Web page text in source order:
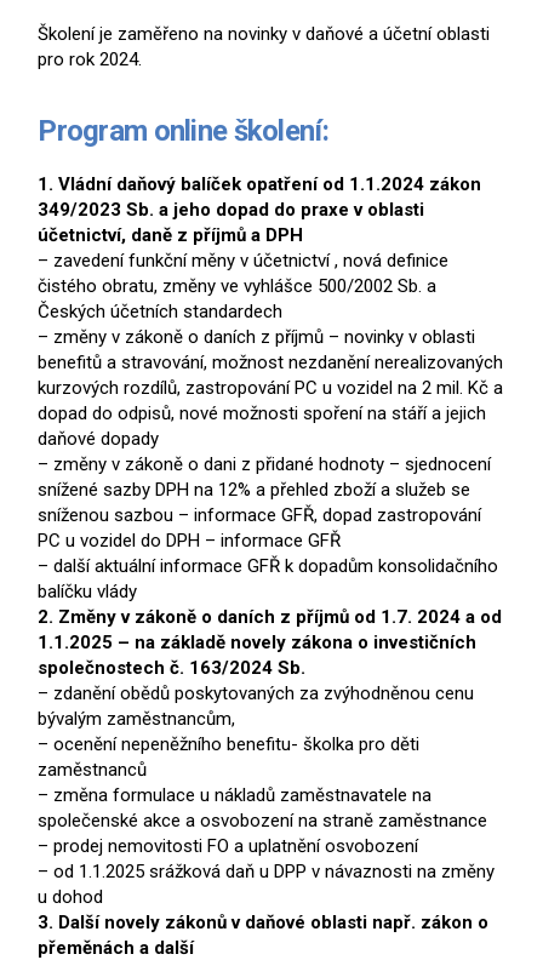
Školení je zaměřeno na novinky v daňové a účetní oblasti
pro rok 2024.
Program online školení:
1. Vládní daňový balíček opatření od 1.1.2024 zákon
349/2023 Sb. a jeho dopad do praxe v oblasti
účetnictví, daně z příjmů a DPH
– zavedení funkční měny v účetnictví , nová definice
čistého obratu, změny ve vyhlášce 500/2002 Sb. a
Českých účetních standardech
– změny v zákoně o daních z příjmů – novinky v oblasti
benefitů a stravování, možnost nezdanění nerealizovaných
kurzových rozdílů, zastropování PC u vozidel na 2 mil. Kč a
dopad do odpisů, nové možnosti spoření na stáří a jejich
daňové dopady
– změny v zákoně o dani z přidané hodnoty – sjednocení
snížené sazby DPH na 12% a přehled zboží a služeb se
sníženou sazbou – informace GFŘ, dopad zastropování
PC u vozidel do DPH – informace GFŘ
– další aktuální informace GFŘ k dopadům konsolidačního
balíčku vlády
2. Změny v zákoně o daních z příjmů od 1.7. 2024 a od
1.1.2025 – na základě novely zákona o investičních
společnostech č. 163/2024 Sb.
– zdanění obědů poskytovaných za zvýhodněnou cenu
bývalým zaměstnancům,
– ocenění nepeněžního benefitu- školka pro děti
zaměstnanců
– změna formulace u nákladů zaměstnavatele na
společenské akce a osvobození na straně zaměstnance
– prodej nemovitosti FO a uplatnění osvobození
– od 1.1.2025 srážková daň u DPP v návaznosti na změny
u dohod
3. Další novely zákonů v daňové oblasti např. zákon o
přeměnách a další